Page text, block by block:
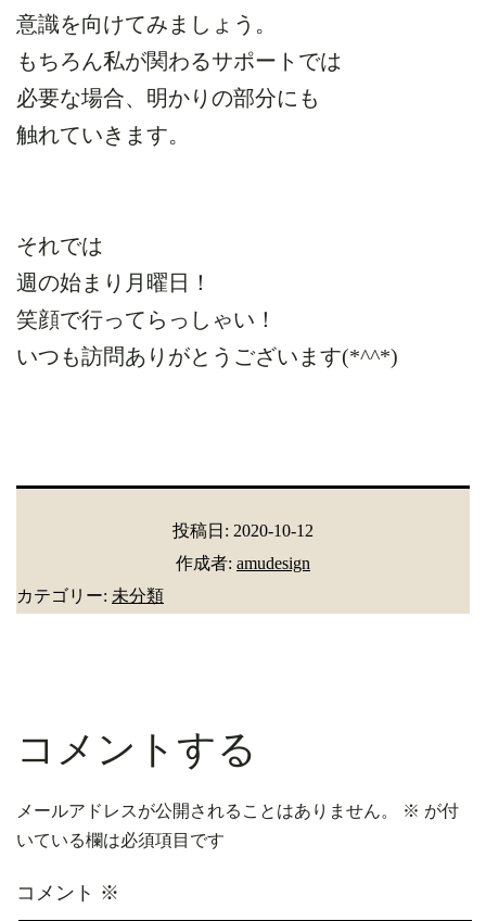
意識を向けてみましょう。
もちろん私が関わるサポートでは
必要な場合、明かりの部分にも
触れていきます。
それでは
週の始まり月曜日！
笑顔で行ってらっしゃい！
いつも訪問ありがとうございます(*^^*)
投稿日: 2020-10-12
作成者: amudesign
カテゴリー: 未分類
コメントする
メールアドレスが公開されることはありません。 ※ が付
いている欄は必須項目です
コメント ※